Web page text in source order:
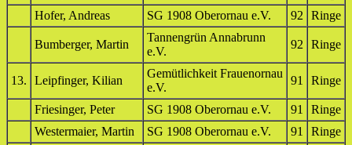
Hofer, Andreas
SG 1908 Oberornau e.V. 92 Ringe
Bumberger, Martin
Tannengrün Annabrunn
e.V.
92 Ringe
13. Leipfinger, Kilian
Gemütlichkeit Frauenornau
e.V.
91 Ringe
Friesinger, Peter SG 1908 Oberornau e.V. 91
Ringe
Westermaier, Martin
SG 1908 Oberornau e.V. 91 Ringe